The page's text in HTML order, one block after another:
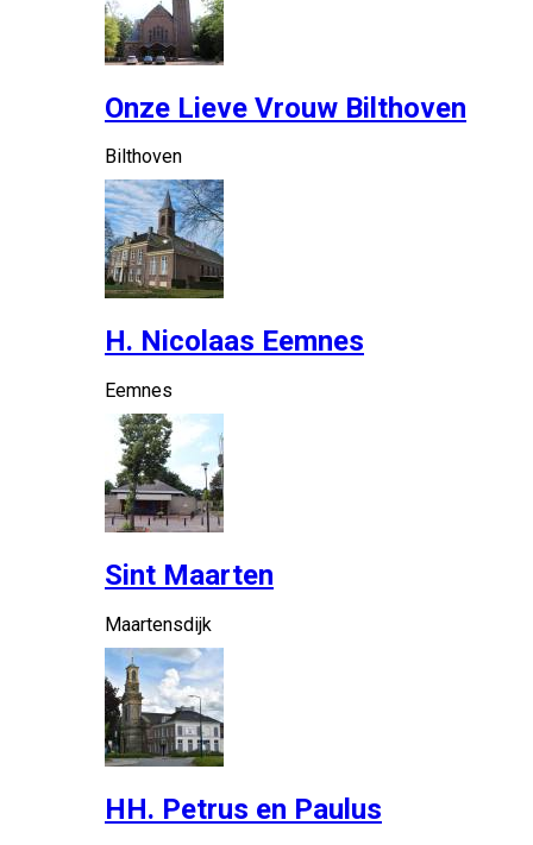
Onze Lieve Vrouw Bilthoven
Bilthoven
H. Nicolaas Eemnes
Eemnes
Sint Maarten
Maartensdijk
HH. Petrus en Paulus